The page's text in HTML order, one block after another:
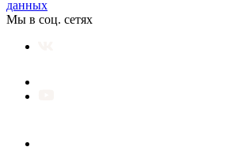
данных
Мы в соц. сетях